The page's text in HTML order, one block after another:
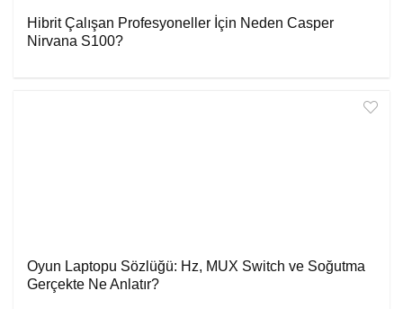
Hibrit Çalışan Profesyoneller İçin Neden Casper
Nirvana S100?
Oyun Laptopu Sözlüğü: Hz, MUX Switch ve Soğutma
Gerçekte Ne Anlatır?